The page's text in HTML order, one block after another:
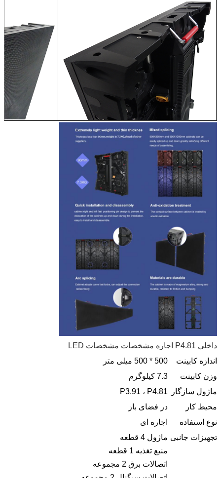
داخلی P4.81 اجاره مشخصات مشخصات LED
اندازه کابینت
500 * 500 میلی متر
وزن کابینت
7.3 کیلوگرم
ماژول سازگار
P3.91 ، P4.81
محیط کار
در فضای باز
نوع استفاده
اجاره ای
تجهیزات جانبی ماژول 4 قطعه
منبع تغذیه 1 قطعه
اتصالات برق 2 مجموعه